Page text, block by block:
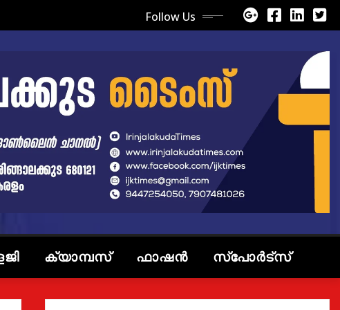
Follow Us
ക്യാമ്പസ് ഫാഷൻ സ്പോർട്സ്